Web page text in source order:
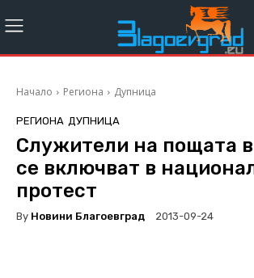
Начало Региона Дупница
РЕГИОНА ДУПНИЦА
Служители на пощата
се включват в
протест
By Новини Благоевград 2013-09-24